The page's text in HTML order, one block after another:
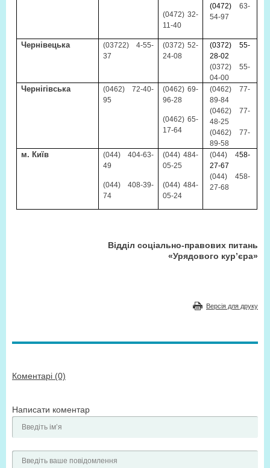
(0472) 32-
11-40
(0472)63-
54-97
Чернівецька
(03722) 4-55-
37
(0372) 52-
24-08
(0372) 55-
28-02
(0372) 55-
04-00
Чернігівська
(0462) 72-40-
95
(0462) 69-
96-28
(0462) 65-
17-64
(0462) 77-
89-84
(0462) 77-
48-25
(0462) 77-
89-58
м. Київ
(044) 404-63-
49
(044) 408-39-
74
(044) 484-
05-25
(044) 484-
05-24
(044) 458-
27-67
(044) 458-
27-68
Відділ соціально-правових питань
«Урядового кур’єра»
Версія для друку
Коментарі (0)
Написати коментар